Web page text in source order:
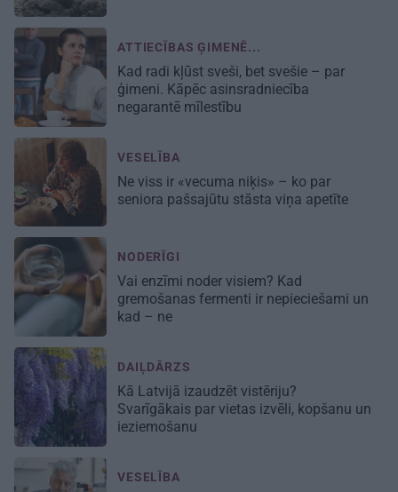
ATTIECĪBAS ĢIMENĒ...
Kad radi kļūst sveši, bet svešie – par
ģimeni. Kāpēc asinsradniecība
negarantē mīlestību
VESELĪBA
Ne viss ir «vecuma niķis» – ko par
seniora pašsajūtu stāsta viņa apetīte
NODERĪGI
Vai enzīmi noder visiem? Kad
gremošanas fermenti ir nepieciešami un
kad – ne
DAIĻDĀRZS
Kā Latvijā izaudzēt vistēriju?
Svarīgākais par vietas izvēli, kopšanu un
ieziemošanu
VESELĪBA